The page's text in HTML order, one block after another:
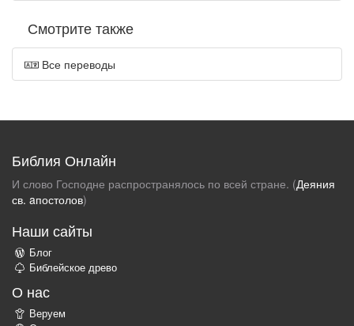
Смотрите также
Все переводы
Библия Онлайн
И слово Господне распространялось по всей стране. (Деяния
св. aпостолов)
Наши сайты
Блог
Библейское древо
О нас
Веруем